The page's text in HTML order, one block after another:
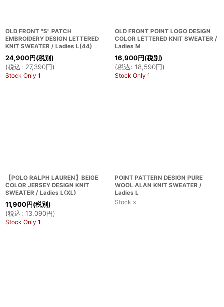
OLD FRONT "S" PATCH
EMBROIDERY DESIGN LETTERED
KNIT SWEATER / Ladies L(44)
24,900円(税別)
(税込: 27,390円)
Stock Only 1
OLD FRONT POINT LOGO DESIGN
COLOR LETTERED KNIT SWEATER /
Ladies M
16,900円(税別)
(税込: 18,590円)
Stock Only 1
【POLO RALPH LAUREN】BEIGE
COLOR JERSEY DESIGN KNIT
SWEATER / Ladies L(XL)
11,900円(税別)
(税込: 13,090円)
Stock Only 1
POINT PATTERN DESIGN PURE
WOOL ALAN KNIT SWEATER /
Ladies L
Stock ×